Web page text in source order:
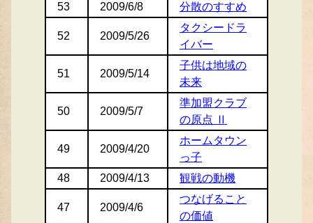
53
2009/6/8 分散のすすめ
52 2009/5/26
タクシードラ
イバー
51 2009/5/14
子供は地域の
未来
50 2009/5/7
準加盟クラブ
の原点 Ⅱ
49 2009/4/20
ホームタウン
っ子
48
2009/4/13 観戦の動機
47 2009/4/6
つなげること
の価値